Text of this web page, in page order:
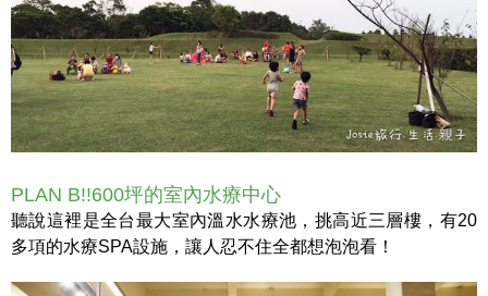
PLAN B!!600坪的室內水療中心
聽說這裡是全台最大室內溫水水療池，挑高近三層樓，有20
多項的水療SPA設施，讓人忍不住全都想泡泡看！